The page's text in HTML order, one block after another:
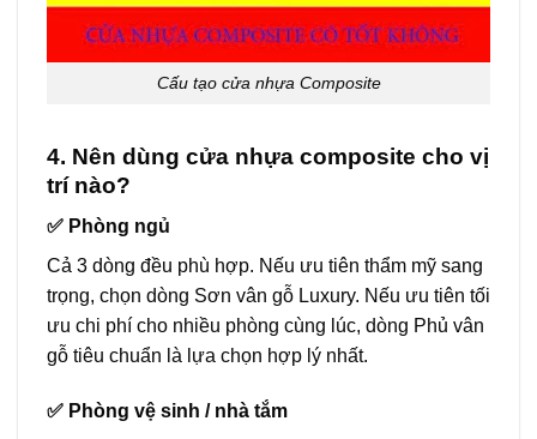
Cấu tạo cửa nhựa Composite
4. Nên dùng cửa nhựa composite cho vị
trí nào?
✅ Phòng ngủ
Cả 3 dòng đều phù hợp. Nếu ưu tiên thẩm mỹ sang
trọng, chọn dòng Sơn vân gỗ Luxury. Nếu ưu tiên tối
ưu chi phí cho nhiều phòng cùng lúc, dòng Phủ vân
gỗ tiêu chuẩn là lựa chọn hợp lý nhất.
✅ Phòng vệ sinh / nhà tắm